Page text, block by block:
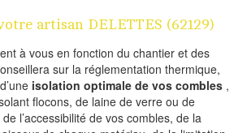
artisan DELETTES (62129)
à vous en fonction du chantier et des
sur la réglementation thermique,
isolation optimale de vos combles ,
flocons, de laine de verre ou de
l’accessibilité de vos combles, de la